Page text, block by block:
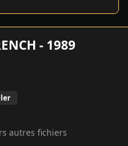
- 1989
autres fichiers